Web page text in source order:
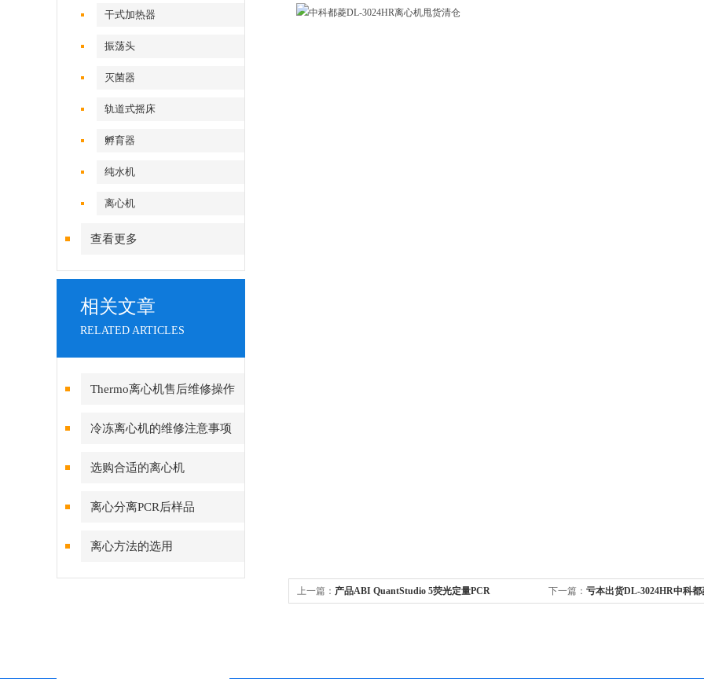
干式加热器
振荡头
灭菌器
轨道式摇床
孵育器
纯水机
离心机
查看更多
相关文章
RELATED ARTICLES
Thermo离心机售后维修操作
方法
冷冻离心机的维修注意事项
选购合适的离心机
离心分离PCR后样品
离心方法的选用
上一篇： 产品ABI QuantStudio 5荧光定量PCR 下一篇： 亏本出货DL-3024HR中科